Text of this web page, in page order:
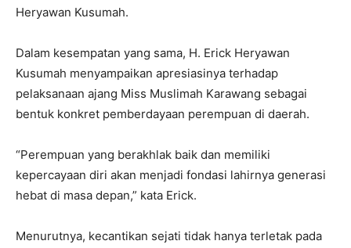
Heryawan Kusumah.
Dalam kesempatan yang sama, H. Erick Heryawan
Kusumah menyampaikan apresiasinya terhadap
pelaksanaan ajang Miss Muslimah Karawang sebagai
bentuk konkret pemberdayaan perempuan di daerah.
“Perempuan yang berakhlak baik dan memiliki
kepercayaan diri akan menjadi fondasi lahirnya generasi
hebat di masa depan,” kata Erick.
Menurutnya, kecantikan sejati tidak hanya terletak pada